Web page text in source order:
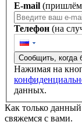
E-mail (пришлём
Телефон (на
Сообщить, когда
Нажимая на
данных.
Как только данный
свяжемся с вами.